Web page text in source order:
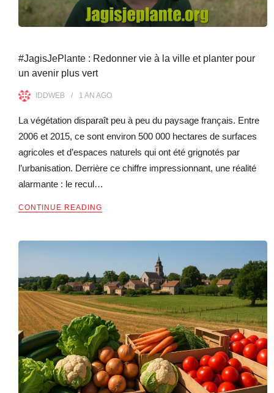
#JagisJePlante : Redonner vie à la ville et planter pour
un avenir plus vert
IDDWEB 1 AN AGO
La végétation disparaît peu à peu du paysage français. Entre
2006 et 2015, ce sont environ 500 000 hectares de surfaces
agricoles et d’espaces naturels qui ont été grignotés par
l’urbanisation. Derrière ce chiffre impressionnant, une réalité
alarmante : le recul…
CONTINUE READING